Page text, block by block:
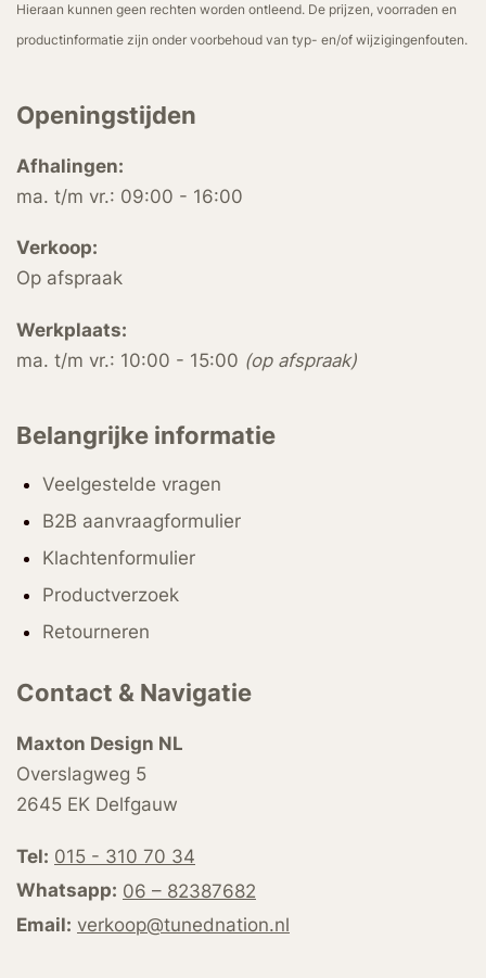
Hieraan kunnen geen rechten worden ontleend. De prijzen, voorraden en
productinformatie zijn onder voorbehoud van typ- en/of wijzigingenfouten.
Openingstijden
Afhalingen:
ma. t/m vr.: 09:00 - 16:00
Verkoop:
Op afspraak
Werkplaats:
ma. t/m vr.: 10:00 - 15:00 (op afspraak)
Belangrijke informatie
Veelgestelde vragen
B2B aanvraagformulier
Klachtenformulier
Productverzoek
Retourneren
Contact & Navigatie
Maxton Design NL
Overslagweg 5
2645 EK Delfgauw
Tel: 015 - 310 70 34
Whatsapp: 06 – 82387682
Email: verkoop@tunednation.nl